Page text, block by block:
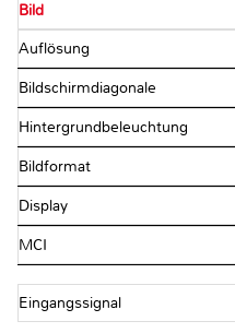
Bild
Auflösung
Bildschirmdiagonale
Hintergrundbeleuchtung
Bildformat
Display
MCI
Eingangssignal